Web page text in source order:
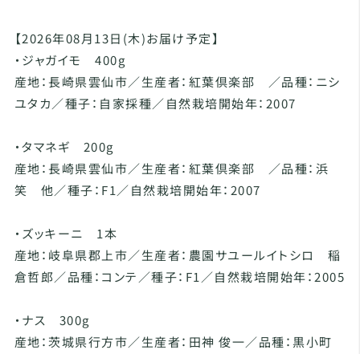
【2026年08月13日(木)お届け予定】
・ジャガイモ 400g
産地：長崎県雲仙市／生産者：紅葉倶楽部 ／品種：ニシ
ユタカ／種子：自家採種／自然栽培開始年：2007
・タマネギ 200g
産地：長崎県雲仙市／生産者：紅葉倶楽部 ／品種：浜
笑 他／種子：F1／自然栽培開始年：2007
・ズッキーニ 1本
産地：岐阜県郡上市／生産者：農園サユールイトシロ 稲
倉哲郎／品種：コンテ／種子：F1／自然栽培開始年：2005
・ナス 300g
産地：茨城県行方市／生産者：田神 俊一／品種：黒小町